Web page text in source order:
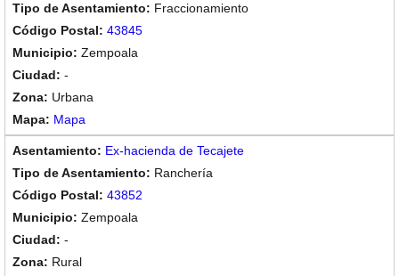
Fraccionamiento
43845
Zempoala
-
Urbana
Mapa
Ex-hacienda de Tecajete
Ranchería
43852
Zempoala
-
Rural